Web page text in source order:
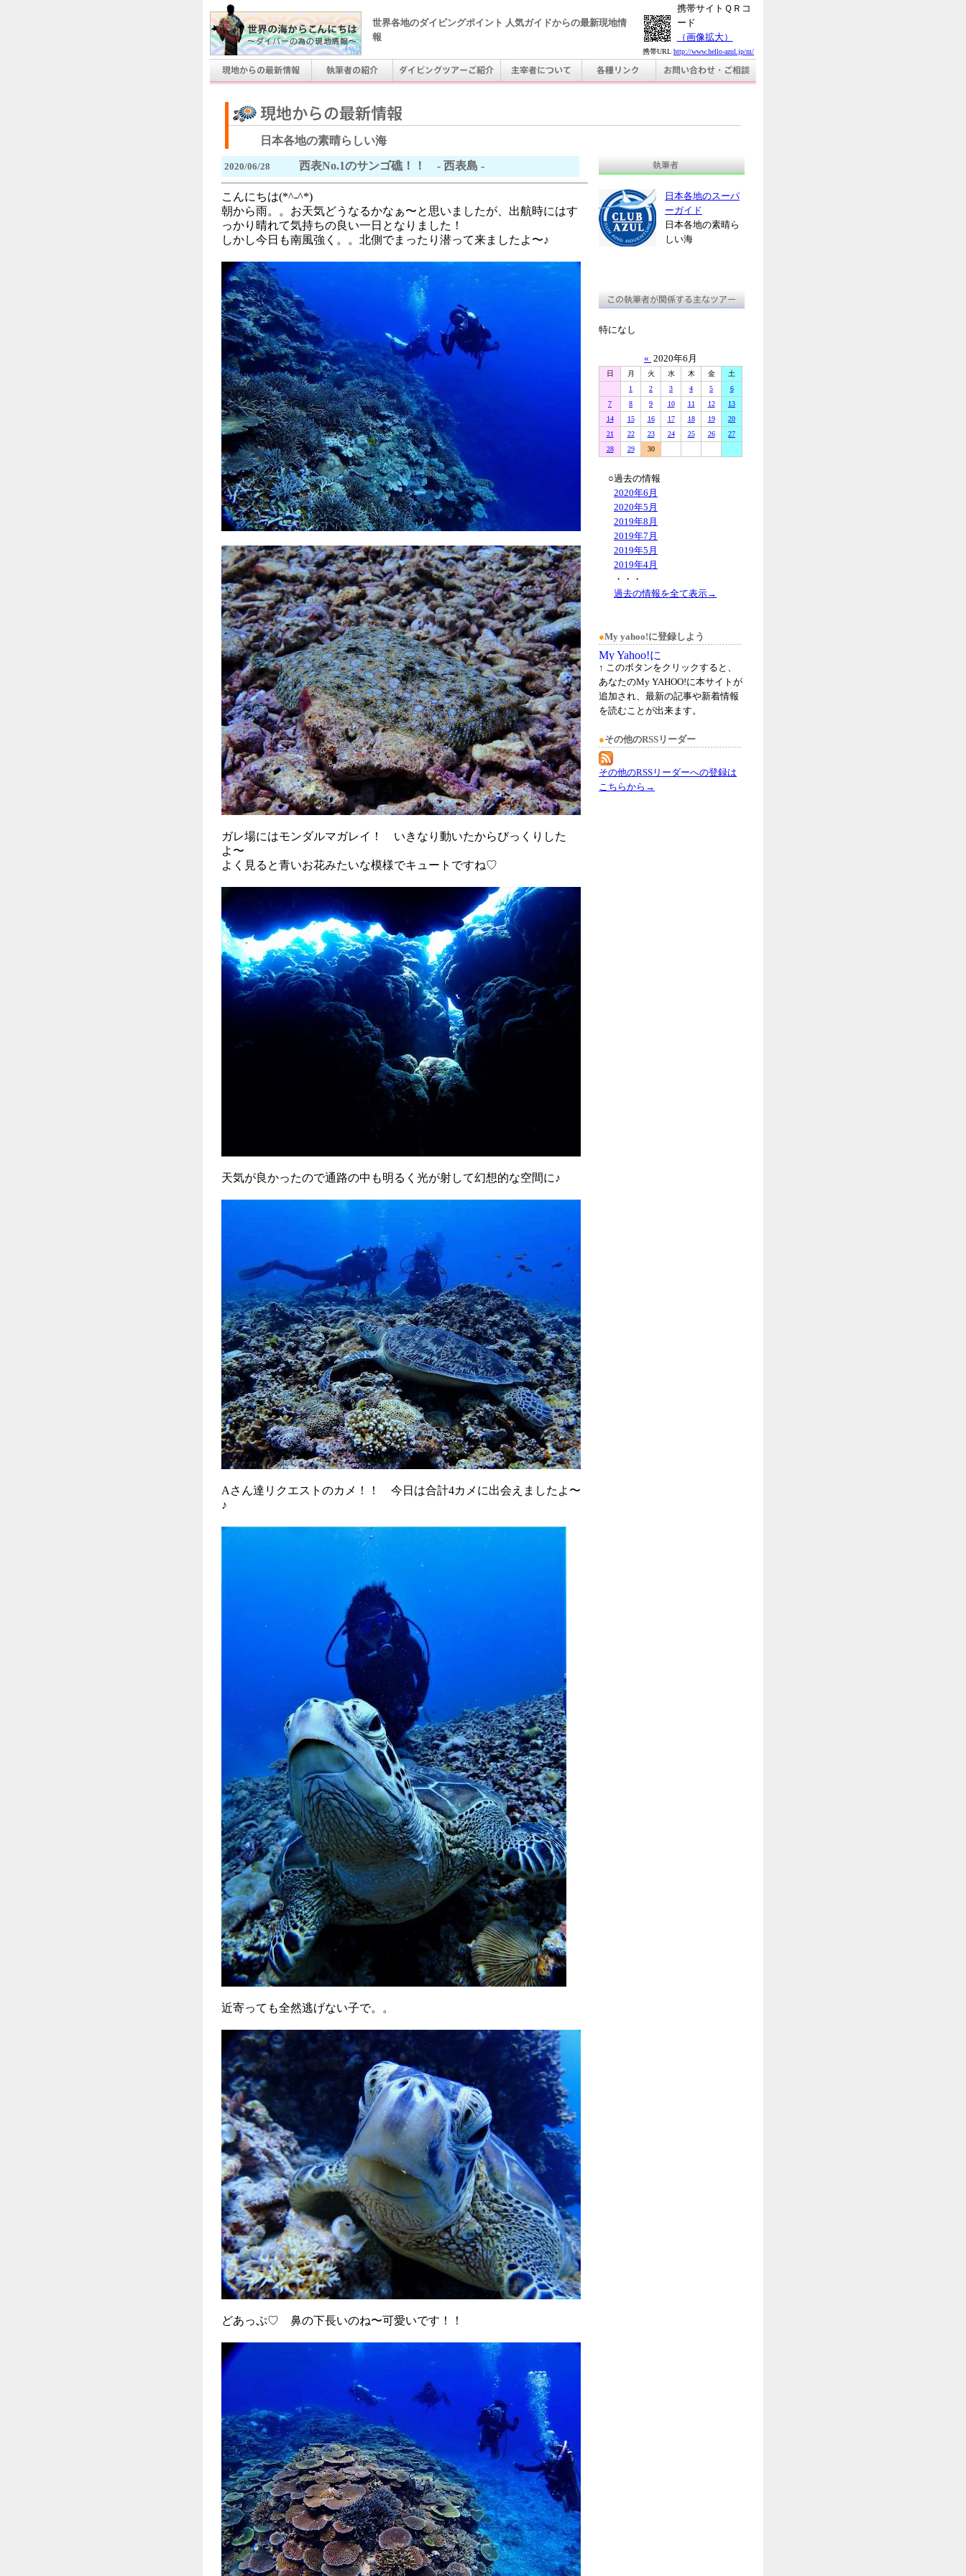
世界各地のダイビングポイント 人気ガイドからの最新現地情
報
携帯サイトＱＲコ
ード
（画像拡大）
携帯URL http://www.hello-azul.jp/m/
日本各地の素晴らしい海
2020/06/28 西表No.1のサンゴ礁！！ - 西表島 -
こんにちは(*^-^*)
朝から雨。。お天気どうなるかなぁ〜と思いましたが、出航時にはす
っかり晴れて気持ちの良い一日となりました！
しかし今日も南風強く。。北側でまったり潜って来ましたよ〜♪
ガレ場にはモンダルマガレイ！ いきなり動いたからびっくりした
よ〜
よく見ると青いお花みたいな模様でキュートですね♡
天気が良かったので通路の中も明るく光が射して幻想的な空間に♪
Aさん達リクエストのカメ！！ 今日は合計4カメに出会えましたよ〜
♪
近寄っても全然逃げない子で。。
どあっぷ♡ 鼻の下長いのね〜可愛いです！！
日本各地のスーパ
ーガイド
日本各地の素晴ら
しい海
特になし
« 2020年6月
日 月 火 水 木 金
土
1
2 3 4 5
6
7
8 9 10 11 12
13
14
15 16 17 18 19
20
21
22 23 24 25 26
27
28
29 30
○過去の情報
2020年6月
2020年5月
2019年8月
2019年7月
2019年5月
2019年4月
・・・
過去の情報を全て表示→
●My yahoo!に登録しよう
↑ このボタンをクリックすると、
あなたのMy YAHOO!に本サイトが
追加され、最新の記事や新着情報
を読むことが出来ます。
●その他のRSSリーダー
その他のRSSリーダーへの登録は
こちらから→